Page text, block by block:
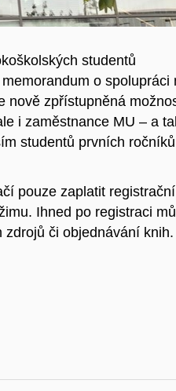
studentů
o spolupráci
nově zpřístupněná
i zaměstnance MU – a
studentů prvních
pouze zaplatit registrační
Ihned po registraci
či objednávání knih.